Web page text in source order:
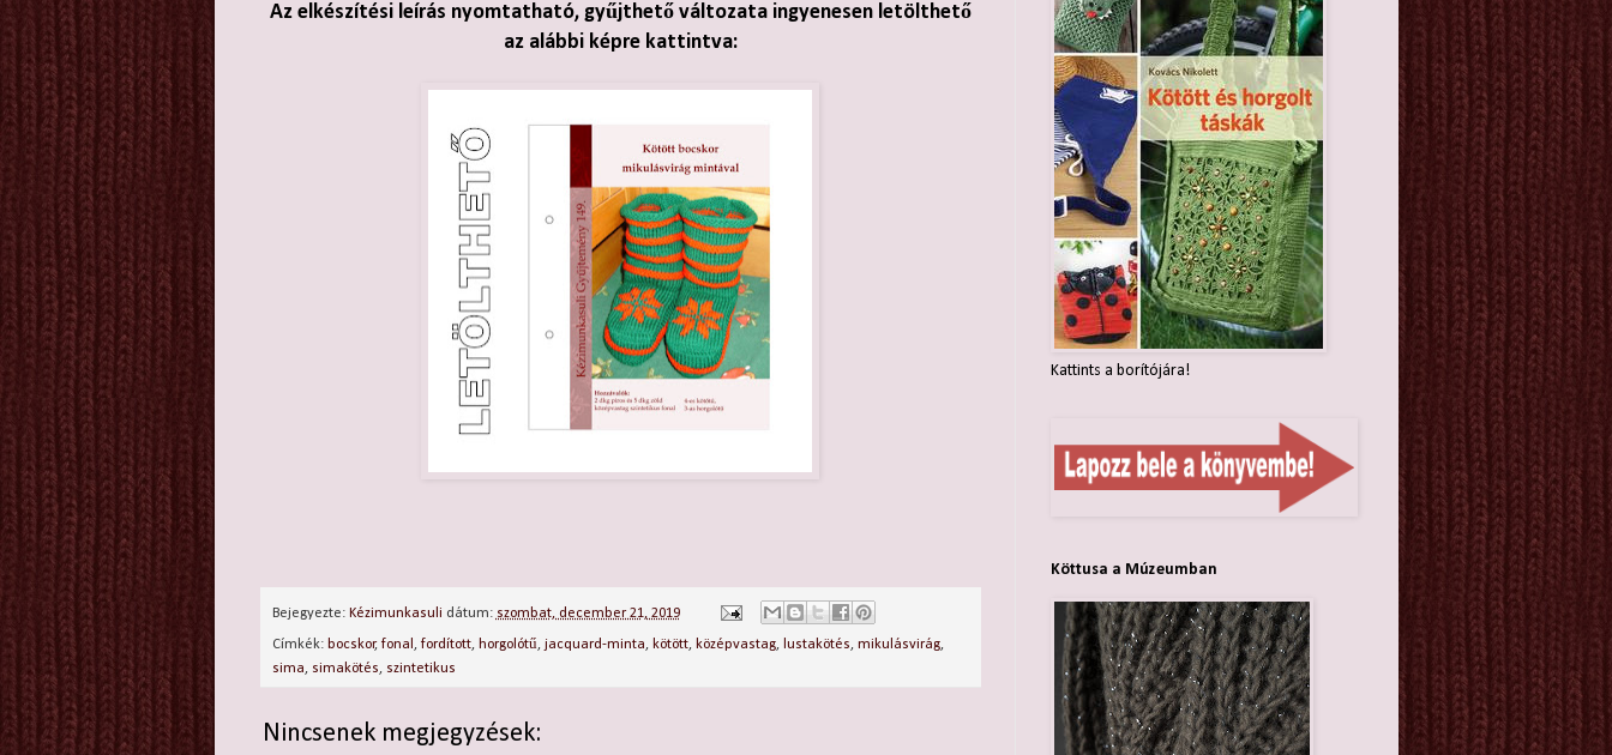
Az elkészítési leírás nyomtatható, gyűjthető változata ingyenesen letölthető
az alábbi képre kattintva:
Bejegyezte: Kézimunkasuli dátum: szombat, december 21, 2019
Címkék: bocskor, fonal, fordított, horgolótű, jacquard-minta, kötött, középvastag, lustakötés, mikulásvirág,
sima, simakötés, szintetikus
Nincsenek megjegyzések:
Kattints a borítójára!
Köttusa a Múzeumban